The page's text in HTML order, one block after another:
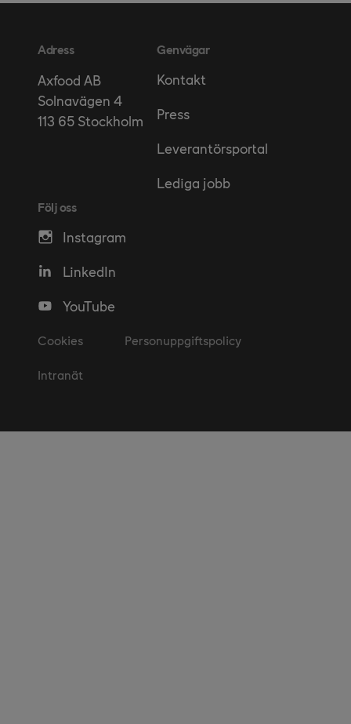
Adress
Axfood AB
Solnavägen 4
113 65 Stockholm
Genvägar
Kontakt
Press
Leverantörsportal
Lediga jobb
Följ oss
Instagram
LinkedIn
YouTube
Cookies Personuppgiftspolicy
Intranät